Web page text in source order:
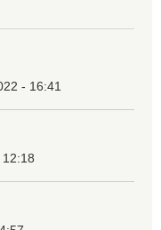
- 16:41